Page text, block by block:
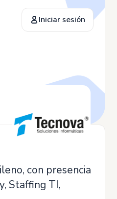
Iniciar sesión
con presencia
Staffing TI,